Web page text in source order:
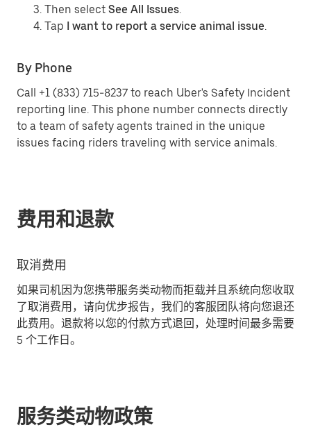
Then select See All Issues.
Tap I want to report a service animal issue.
By Phone
Call +1 (833) 715-8237 to reach Uber's Safety Incident
reporting line. This phone number connects directly
to a team of safety agents trained in the unique
issues facing riders traveling with service animals.
费用和退款
取消费用
如果司机因为您携带服务类动物而拒载并且系统向您收取
了取消费用，请向优步报告，我们的客服团队将向您退还
此费用。退款将以您的付款方式退回，处理时间最多需要
5 个工作日。
服务类动物政策